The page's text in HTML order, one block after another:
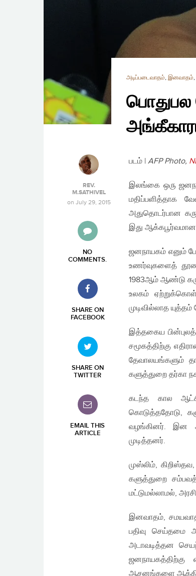
அடிப்படைவாதம், இனவாதம்,
பொதுபல
REV.
M.SATHIVEL
on July 29, 2015
NO
COMMENTS.
SHARE ON
FACEBOOK
SHARE ON
TWITTER
EMAIL THIS
ARTICLE
படம் | AFP Photo,
இலங்கை ஒரு
மதிப்பளித்தாக
அதுதொடர்பான
இது ஆக்கபூர்வமான
ஜனநாயகம் எனும்
உணர்வுகளைத்
1983ஆம் ஆண்டு
உலகம்
முடிவில்லாத
இத்தகைய
சமூகத்திற்கு
தேவாலயங்களும்
களுத்துறை தர்கா
கடந்த கால
கொடுத்ததோடு,
வழங்கினர். இன
முடித்தனர்.
முஸ்லிம்,
களுத்துறை
மட்டுமல்லாமல்,
இனவாதம்,
பதிவு செய்தமை
அடாவடித்தன
ஜனநாயகத்திற்கு
ஆசனங்களை